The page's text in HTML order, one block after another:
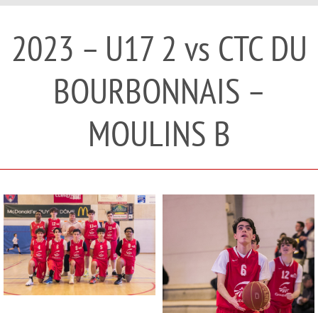
2023 – U17 2 vs CTC DU
BOURBONNAIS –
MOULINS B